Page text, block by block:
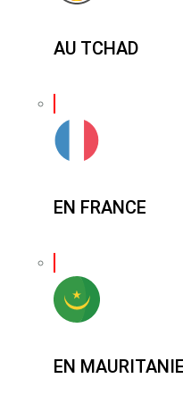
AU TCHAD
EN FRANCE
EN MAURITANIE